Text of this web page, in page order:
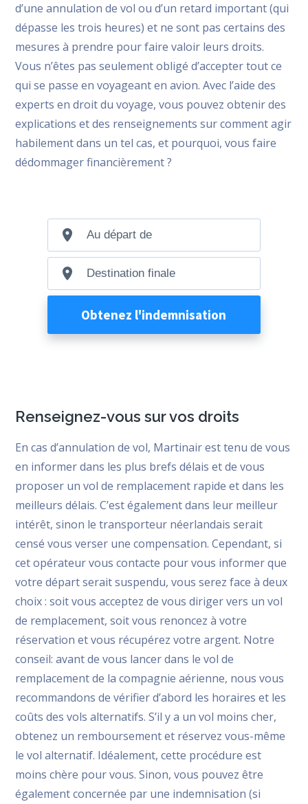
d’une annulation de vol ou d’un retard important (qui
dépasse les trois heures) et ne sont pas certains des
mesures à prendre pour faire valoir leurs droits.
Vous n’êtes pas seulement obligé d’accepter tout ce
qui se passe en voyageant en avion. Avec l’aide des
experts en droit du voyage, vous pouvez obtenir des
explications et des renseignements sur comment agir
habilement dans un tel cas, et pourquoi, vous faire
dédommager financièrement ?
Renseignez-vous sur vos droits
En cas d’annulation de vol, Martinair est tenu de vous
en informer dans les plus brefs délais et de vous
proposer un vol de remplacement rapide et dans les
meilleurs délais. C’est également dans leur meilleur
intérêt, sinon le transporteur néerlandais serait
censé vous verser une compensation. Cependant, si
cet opérateur vous contacte pour vous informer que
votre départ serait suspendu, vous serez face à deux
choix : soit vous acceptez de vous diriger vers un vol
de remplacement, soit vous renoncez à votre
réservation et vous récupérez votre argent. Notre
conseil: avant de vous lancer dans le vol de
remplacement de la compagnie aérienne, nous vous
recommandons de vérifier d’abord les horaires et les
coûts des vols alternatifs. S’il y a un vol moins cher,
obtenez un remboursement et réservez vous-même
le vol alternatif. Idéalement, cette procédure est
moins chère pour vous. Sinon, vous pouvez être
également concernée par une indemnisation (si